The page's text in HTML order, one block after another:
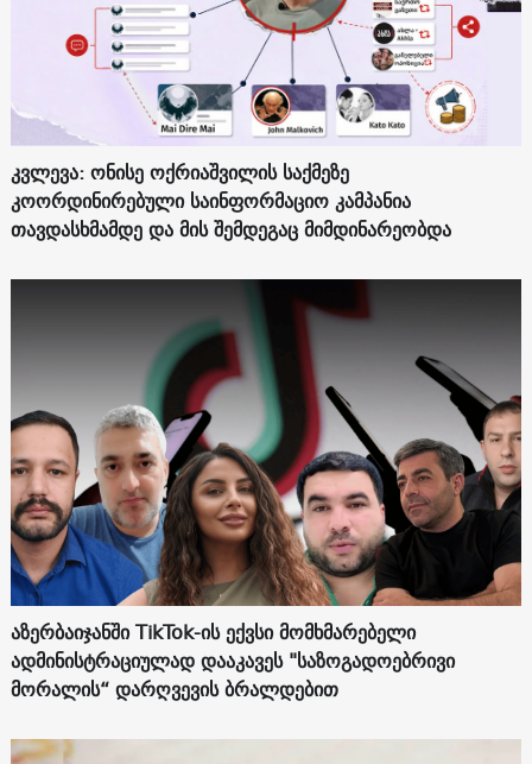
კვლევა: ონისე ოქრიაშვილის საქმეზე
კოორდინირებული საინფორმაციო კამპანია
თავდასხმამდე და მის შემდეგაც მიმდინარეობდა
აზერბაიჯანში TikTok-ის ექვსი მომხმარებელი
ადმინისტრაციულად დააკავეს "საზოგადოებრივი
მორალის“ დარღვევის ბრალდებით